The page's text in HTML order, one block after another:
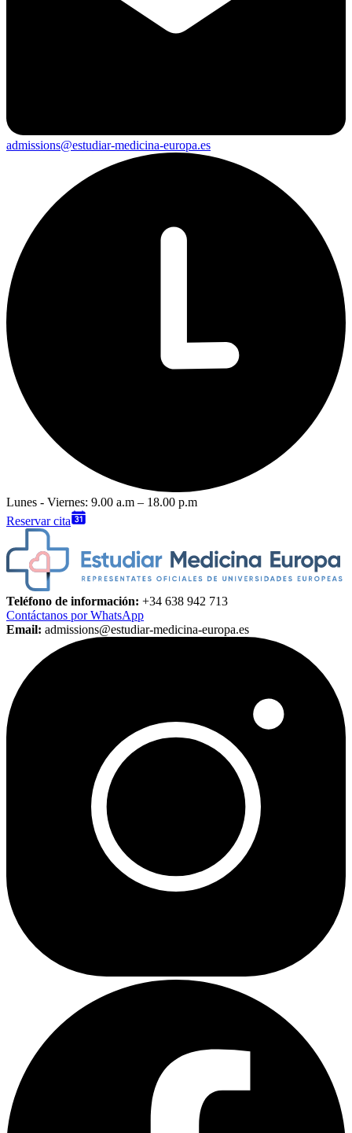
admissions@estudiar-medicina-europa.es
Lunes - Viernes: 9.00 a.m – 18.00 p.m
Reservar cita
Teléfono de información: +34 638 942 713
Contáctanos por WhatsApp
Email: admissions@estudiar-medicina-europa.es